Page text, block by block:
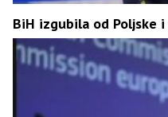
BiH izgubila od Poljske